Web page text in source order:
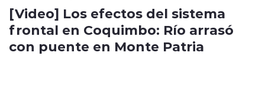
[Video] Los efectos del sistema
frontal en Coquimbo: Río arrasó
con puente en Monte Patria